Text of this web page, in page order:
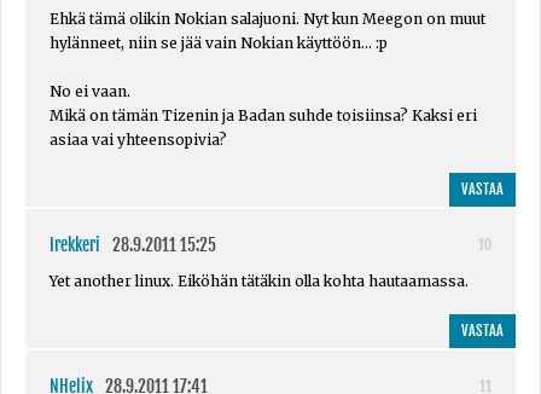
Ehkä tämä olikin Nokian salajuoni. Nyt kun Meegon on muut
hylänneet, niin se jää vain Nokian käyttöön... :p
No ei vaan.
Mikä on tämän Tizenin ja Badan suhde toisiinsa? Kaksi eri
asiaa vai yhteensopivia?
VASTAA
Irekkeri 28.9.2011 15:25
10
Yet another linux. Eiköhän tätäkin olla kohta hautaamassa.
VASTAA
NHelix 28.9.2011 17:41
11